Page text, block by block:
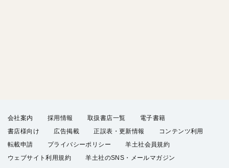
会社案内 採用情報 取扱書店一覧
電子書籍
書店様向け
広告掲載 正誤表・更新情報
コンテンツ利用
転載申請
プライバシーポリシー
羊土社会員規約
ウェブサイト利用規約
羊土社のSNS・メールマガジン